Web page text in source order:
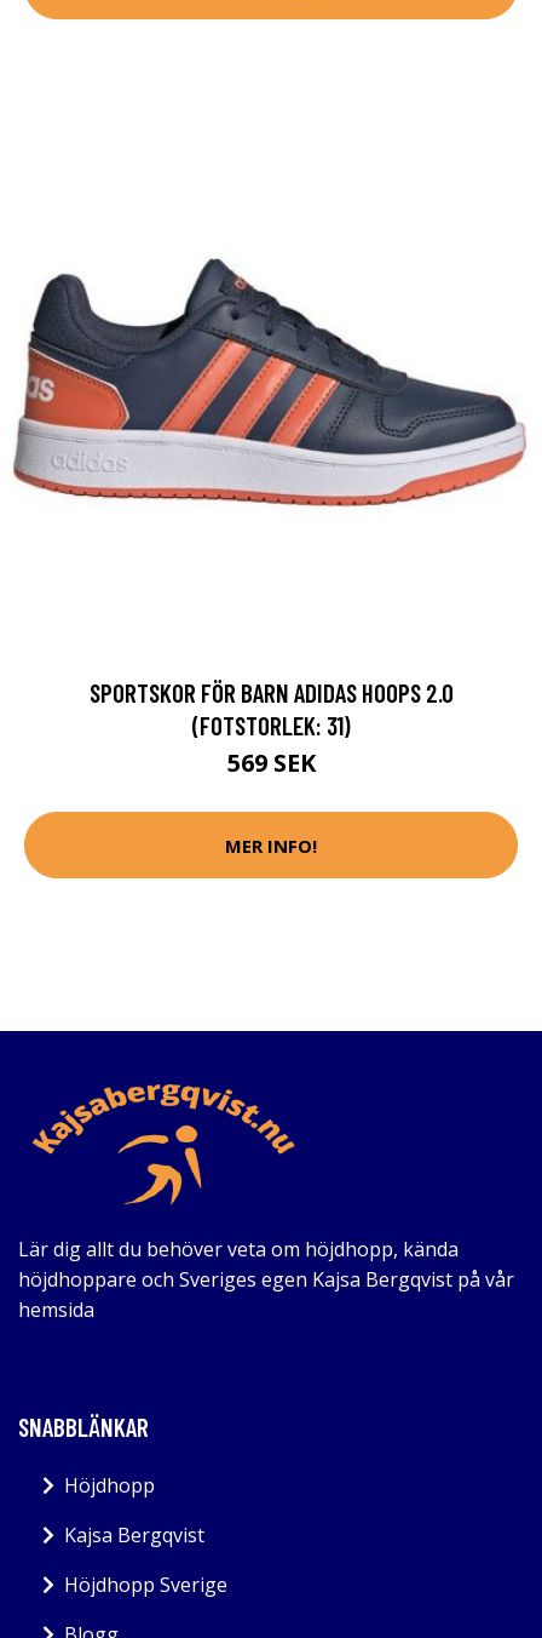
SPORTSKOR FÖR BARN ADIDAS HOOPS 2.0
(FOTSTORLEK: 31)
569 SEK
MER INFO!
Lär dig allt du behöver veta om höjdhopp, kända
höjdhoppare och Sveriges egen Kajsa Bergqvist på vår
hemsida
SNABBLÄNKAR
Höjdhopp
Kajsa Bergqvist
Höjdhopp Sverige